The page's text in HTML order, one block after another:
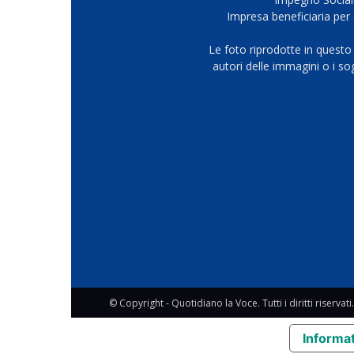
Impresa beneficiaria
Le foto riprodotte in
autori delle immagini o i
© Copyright - Quotidiano la Voce. Tutti i diritti riservati.